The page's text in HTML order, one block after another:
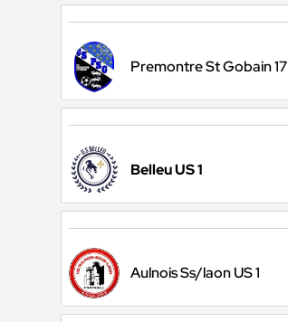
Premontre St Gobain 17
Belleu US 1
Aulnois Ss/laon US 1